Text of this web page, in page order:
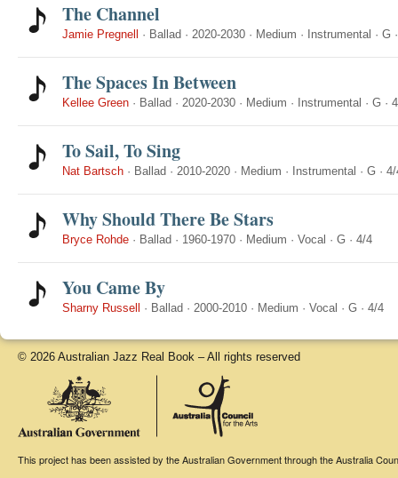
The Channel
Jamie Pregnell · Ballad · 2020-2030 · Medium · Instrumental · G
The Spaces In Between
Kellee Green · Ballad · 2020-2030 · Medium · Instrumental · G ·
To Sail, To Sing
Nat Bartsch · Ballad · 2010-2020 · Medium · Instrumental · G · 4/
Why Should There Be Stars
Bryce Rohde · Ballad · 1960-1970 · Medium · Vocal · G · 4/4
You Came By
Sharny Russell · Ballad · 2000-2010 · Medium · Vocal · G · 4/4
© 2026 Australian Jazz Real Book – All rights reserved
This project has been assisted by the Australian Government through the Australia